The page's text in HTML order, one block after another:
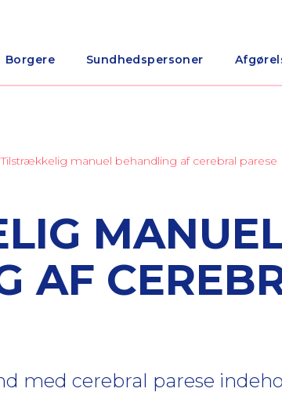
Borgere Sundhedspersoner
Tilstrækkelig manuel behandling af cerebral parese
AF
med cerebral parese